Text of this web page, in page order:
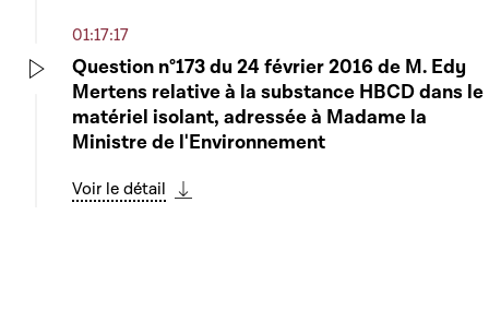
01:17:17
Question n°173 du 24 février 2016 de M. Edy
Mertens relative à la substance HBCD dans le
matériel isolant, adressée à Madame la
Ministre de l'Environnement
Voir le détail
Informationen